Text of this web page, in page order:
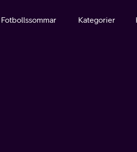
Fotbollssommar Kategorier